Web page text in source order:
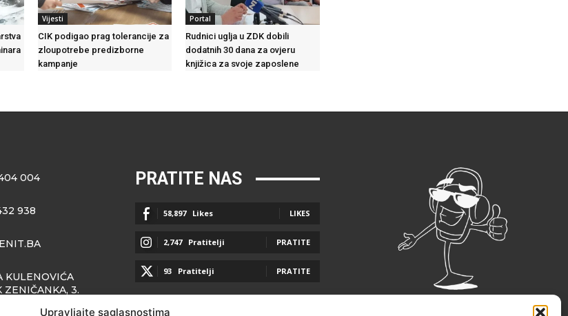
Upravljajte saglasnostima
Vijesti
CIK podigao prag tolerancije za
zloupotrebe predizborne
kampanje
Portal
Rudnici uglja u ZDK dobili
dodatnih 30 dana za ovjeru
knjižica za svoje zaposlene
004
938
KULENOVIĆA
ZENIČANKA, 3.
PRATITE NAS
58,897 Likes LIKES
2,747 Pratitelji PRATITE
93 Pratitelji PRATITE